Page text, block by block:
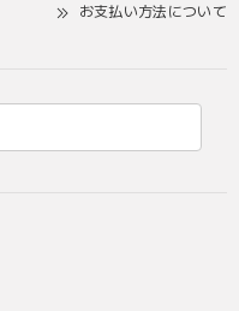
お支払い方法について